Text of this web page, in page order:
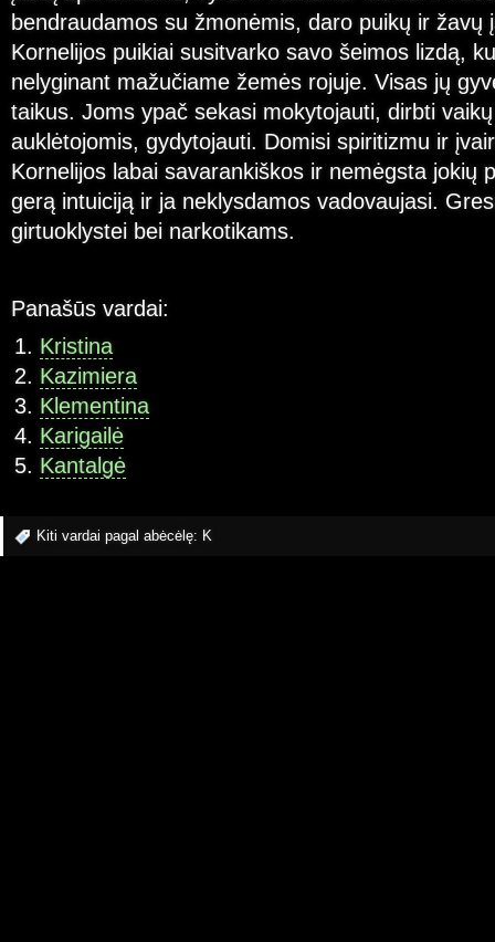
bendraudamos su žmonėmis, daro puikų ir žavų
Kornelijos puikiai susitvarko savo šeimos lizdą,
nelyginant mažučiame žemės rojuje. Visas jų
taikus. Joms ypač sekasi mokytojauti, dirbti
auklėtojomis, gydytojauti. Domisi spiritizmu ir
Kornelijos labai savarankiškos ir nemėgsta jokių
gerą intuiciją ir ja neklysdamos vadovaujasi.
girtuoklystei bei narkotikams.
Panašūs vardai:
Kristina
Kazimiera
Klementina
Karigailė
Kantalgė
Kiti vardai pagal abėcėlę: K